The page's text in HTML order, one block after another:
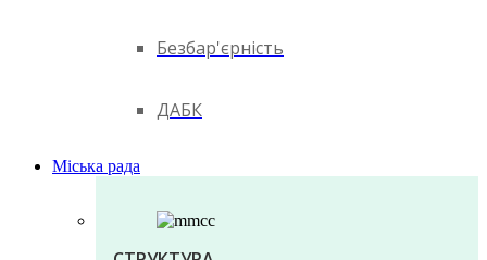
Безбар'єрність
ДАБК
Міська рада